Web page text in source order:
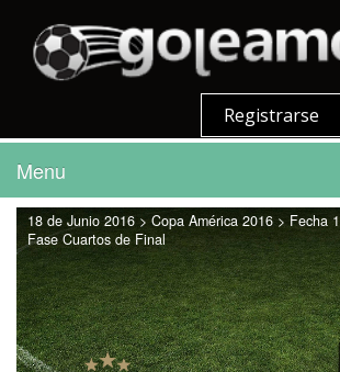
Registrarse
Menu
18 de Junio 2016 > Copa América 2016 > Fecha
Fase Cuartos de Final